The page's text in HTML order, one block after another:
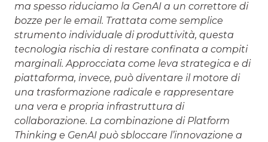
ma spesso riduciamo la GenAI a un correttore di
bozze per le email. Trattata come semplice
strumento individuale di produttività, questa
tecnologia rischia di restare confinata a compiti
marginali. Approcciata come leva strategica e di
piattaforma, invece, può diventare il motore di
una trasformazione radicale e rappresentare
una vera e propria infrastruttura di
collaborazione. La combinazione di Platform
Thinking e GenAI può sbloccare l’innovazione a